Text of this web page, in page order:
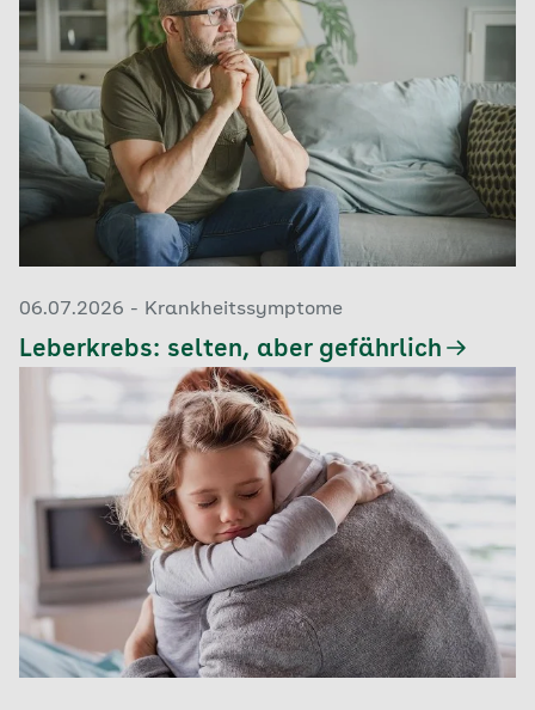
06.07.2026 - Krankheitssymptome
Leberkrebs: selten, aber gefährlich